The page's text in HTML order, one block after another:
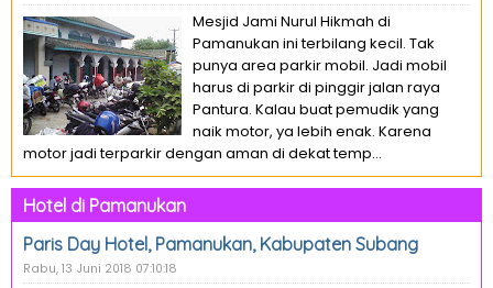
Mesjid Jami Nurul Hikmah di
Pamanukan ini terbilang kecil. Tak
punya area parkir mobil. Jadi mobil
harus di parkir di pinggir jalan raya
Pantura. Kalau buat pemudik yang
naik motor, ya lebih enak. Karena
motor jadi terparkir dengan aman di dekat temp...
Hotel di Pamanukan
Paris Day Hotel, Pamanukan, Kabupaten Subang
Rabu, 13 Juni 2018 07:10:18